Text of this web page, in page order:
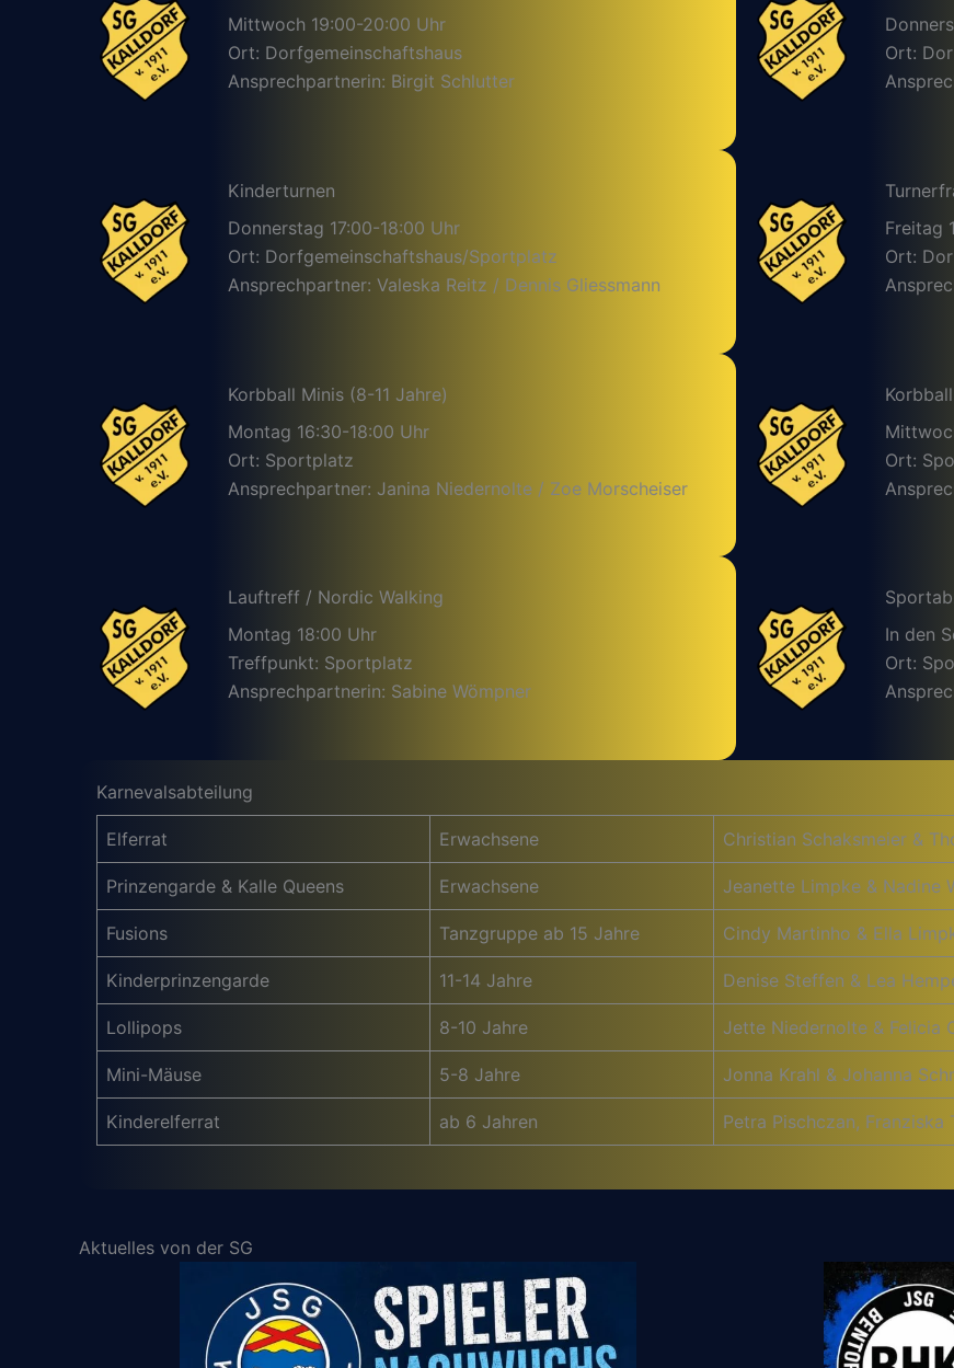
Mittwoch 19:00-20:00 Uhr
Ort: Dorfgemeinschaftshaus
Ansprechpartnerin: Birgit Schlutter
Ort:
Kinderturnen
Donnerstag 17:00-18:00 Uhr
Ort: Dorfgemeinschaftshaus/Sportplatz
Ansprechpartner: Valeska Reitz / Dennis Gliessmann
Freitag
Ort:
Korbball Minis (8-11 Jahre)
Montag 16:30-18:00 Uhr
Ort: Sportplatz
Ansprechpartner: Janina Niedernolte / Zoe Morscheiser
Ort:
Lauftreff / Nordic Walking
Montag 18:00 Uhr
Treffpunkt: Sportplatz
Ansprechpartnerin: Sabine Wömpner
In den
Ort:
Karnevalsabteilung
Elferrat Erwachsene Christian Schaksmeier &
Prinzengarde & Kalle Queens Erwachsene Jeanette Limpke & Nadine
Fusions Tanzgruppe ab 15 Jahre Cindy Martinho & Ella
Kinderprinzengarde 11-14 Jahre Denise Steffen & Lea
Lollipops 8-10 Jahre Jette Niedernolte & Felicia
Mini-Mäuse 5-8 Jahre Jonna Krahl & Johanna
Kinderelferrat ab 6 Jahren Petra Pischczan,
Aktuelles von der SG